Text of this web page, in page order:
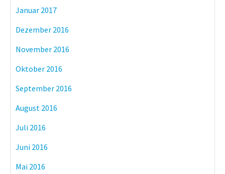
Januar 2017
Dezember 2016
November 2016
Oktober 2016
September 2016
August 2016
Juli 2016
Juni 2016
Mai 2016